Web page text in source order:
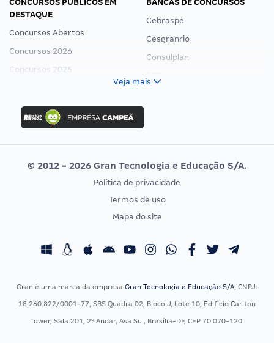
CONCURSOS PÚBLICOS EM
DESTAQUE
Concursos Abertos
Concursos 2026
Concursos 2025
Concurso Ibama
Concurso MPU
Editais publicados
BANCAS DE CONCURSOS
Cebraspe
Cesgranrio
Consulplan
Vunesp
CONCURSOS POR PROFISSÃO
Concursos Fiscais
EXAME DE ORDEM
Calendário OAB
Veja mais
© 2012 - 2026 Gran Tecnologia e Educação S/A.
Política de privacidade
Termos de uso
Mapa do site
Gran é uma marca da empresa Gran Tecnologia e Educação S/A, CNPJ:
18.260.822/0001-77, SBS Quadra 02, Bloco J, Lote 10, Edifício Carlton
Tower, Sala 201, 2º Andar, Asa Sul, Brasília-DF, CEP 70.070-120.